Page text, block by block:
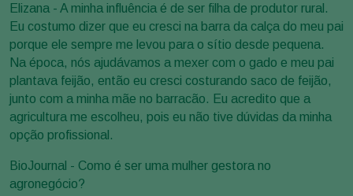
Elizana - A minha influência é de ser filha de produtor rural.
Eu costumo dizer que eu cresci na barra da calça do meu pai
porque ele sempre me levou para o sítio desde pequena.
Na época, nós ajudávamos a mexer com o gado e meu pai
plantava feijão, então eu cresci costurando saco de feijão,
junto com a minha mãe no barracão. Eu acredito que a
agricultura me escolheu, pois eu não tive dúvidas da minha
opção profissional.
BioJournal - Como é ser uma mulher gestora no
agronegócio?